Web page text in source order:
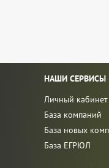
НАШИ СЕРВИСЫ
Личный кабинет
База компаний
База новых
База ЕГРЮЛ